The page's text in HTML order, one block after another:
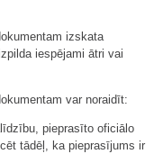
izskata
iespējami ātri vai
var noraidīt:
pieprasīto oficiālo
tādēļ, ka pieprasījums ir